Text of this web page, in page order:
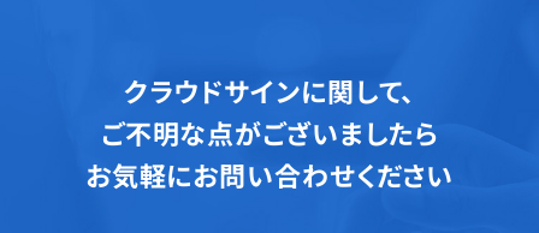
クラウドサインに関して、
ご不明な点がございましたら
お気軽にお問い合わせください